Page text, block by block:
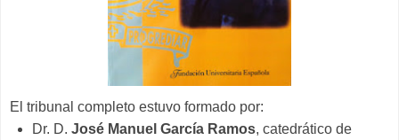
El tribunal completo estuvo formado por:
Dr. D. José Manuel García Ramos, catedrático de